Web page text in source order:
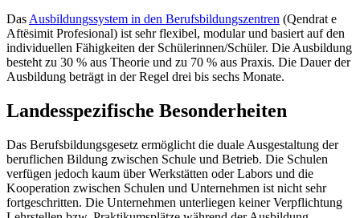
Das Ausbildungssystem in den Berufsbildungszentren (Qendrat e
Aftësimit Profesional) ist sehr flexibel, modular und basiert auf den
individuellen Fähigkeiten der Schülerinnen/Schüler. Die Ausbildung
besteht zu 30 % aus Theorie und zu 70 % aus Praxis. Die Dauer der
Ausbildung beträgt in der Regel drei bis sechs Monate.
Landesspezifische Besonderheiten
Das Berufsbildungsgesetz ermöglicht die duale Ausgestaltung der
beruflichen Bildung zwischen Schule und Betrieb. Die Schulen
verfügen jedoch kaum über Werkstätten oder Labors und die
Kooperation zwischen Schulen und Unternehmen ist nicht sehr
fortgeschritten. Die Unternehmen unterliegen keiner Verpflichtung